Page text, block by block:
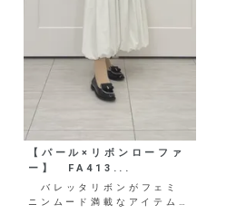
【パール×リボンローファ
ー】 FA413...
バレッタリボンがフェミ
ニンムード満載なアイテムを